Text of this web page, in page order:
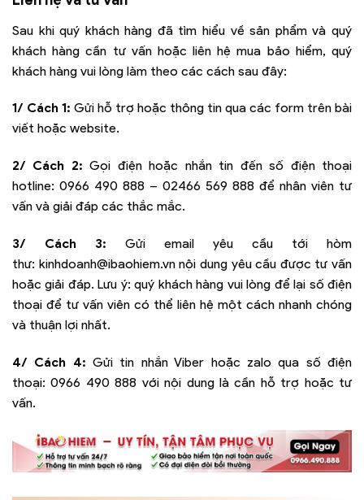
Sau khi quý khách hàng đã tìm hiểu về sản phẩm và quý
khách hàng cần tư vấn hoặc liên hệ mua bảo hiểm, quý
khách hàng vui lòng làm theo các cách sau đây:
1/ Cách 1: Gửi hỗ trợ hoặc thông tin qua các form trên bài
viết hoặc website.
2/ Cách 2: Gọi điện hoặc nhắn tin đến số điện thoại
hotline: 0966 490 888 – 02466 569 888 để nhân viên tư
vấn và giải đáp các thắc mắc.
3/ Cách 3: Gửi email yêu cầu tới hòm
thư: kinhdoanh@ibaohiem.vnnội dung yêu cầu được tư vấn
hoặc giải đáp. Lưu ý: quý khách hàng vui lòng để lại số điện
thoại để tư vấn viên có thể liên hệ một cách nhanh chóng
và thuận lợi nhất.
4/ Cách 4: Gửi tin nhắn Viber hoặc zalo qua số điện
thoại:0966 490 888 với nội dung là cần hỗ trợ hoặc tư
vấn.